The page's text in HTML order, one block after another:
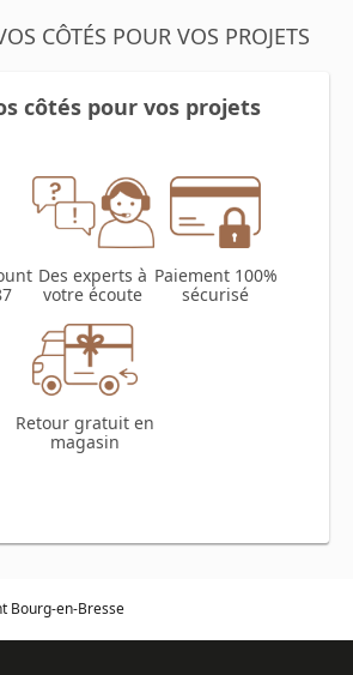
CÔTÉS POUR VOS PROJETS
côtés pour vos projets
Des experts à
votre écoute
Paiement 100%
sécurisé
Retour gratuit en
magasin
Bourg-en-Bresse